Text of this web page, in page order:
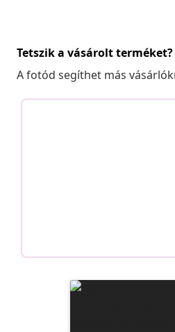
Tetszik a vásárolt
A fotód segíthet más